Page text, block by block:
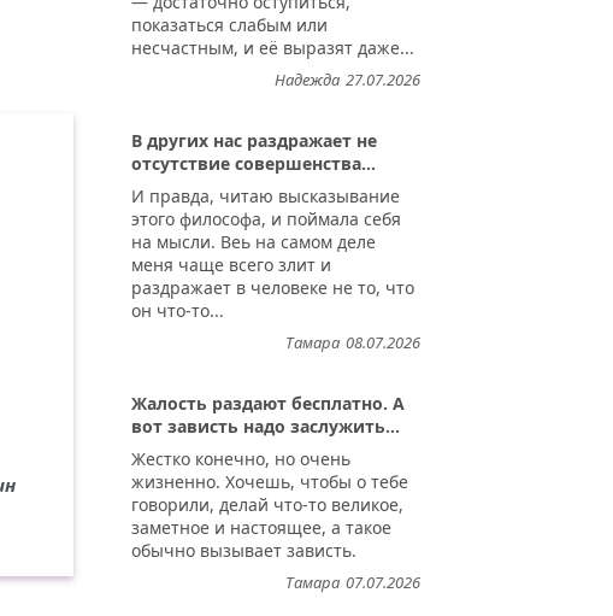
показаться слабым или
несчастным, и её выразят даже...
27.07.2026
Надежда
В других нас раздражает не
отсутствие совершенства...
И правда, читаю высказывание
этого философа, и поймала себя
на мысли. Веь на самом деле
меня чаще всего злит и
раздражает в человеке не то, что
он что-то...
08.07.2026
Тамара
Жалость раздают бесплатно. А
вот зависть надо заслужить...
Жестко конечно, но очень
жизненно. Хочешь, чтобы о тебе
говорили, делай что-то великое,
заметное и настоящее, а такое
обычно вызывает зависть.
07.07.2026
Тамара